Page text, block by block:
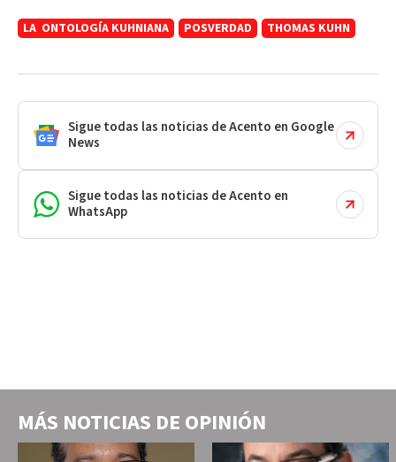
LA ONTOLOGÍA KUHNIANA POSVERDAD THOMAS KUHN
Sigue todas las noticias de Acento en Google
News
Sigue todas las noticias de Acento en
WhatsApp
MÁS NOTICIAS DE OPINIÓN